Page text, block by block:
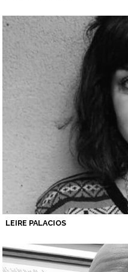
LEIRE PALACIOS